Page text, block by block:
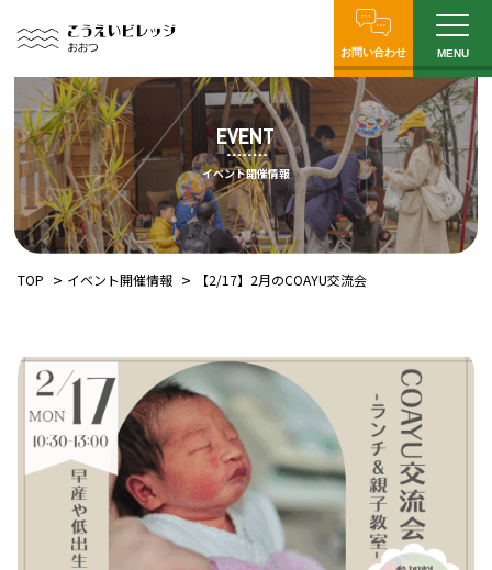
お問い合わせ MENU
EVENT
イベント開催情報
TOP イベント開催情報 【2/17】2月のCOAYU交流会